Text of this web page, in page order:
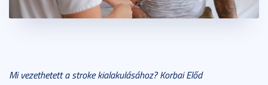
Mi vezethetett a stroke kialakulásához? Korbai Előd